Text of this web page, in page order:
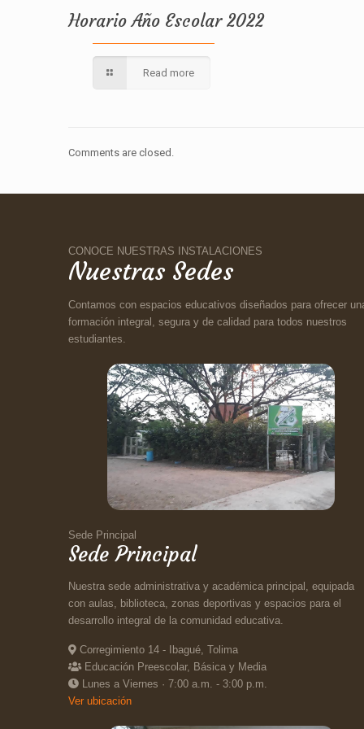
Horario Año Escolar 2022
Read more
Comments are closed.
CONOCE NUESTRAS INSTALACIONES
Nuestras Sedes
Contamos con espacios educativos diseñados para ofrecer
formación integral, segura y de calidad para todos nuestros
estudiantes.
Sede Principal
Sede Principal
Nuestra sede administrativa y académica principal, equipada
con aulas, biblioteca, zonas deportivas y espacios para el
desarrollo integral de la comunidad educativa.
Corregimiento 14 - Ibagué, Tolima
Educación Preescolar, Básica y Media
Lunes a Viernes · 7:00 a.m. - 3:00 p.m.
Ver ubicación